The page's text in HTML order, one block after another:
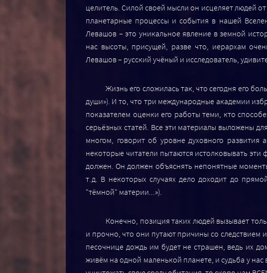
целитель. Силой своей мысли он исцеляет людей
планетарные процессы и события в нашей
Левашов – это уникальное явление в земной
нас высоты, присущей, разве что, иерархам
Левашов – русский учёный и исследователь,
Жизнь его сложилась так, что сегодня его
души»). И то, что три международные академии
показателем оценки его работы теми, кто
серьёзных статей. Все эти материалы выложены
многом, говорит об уровне духовного
некоторые читатели пытаются истолковывать
должен. Он должен объяснять непонятные
т.д. В некоторых случаях дело доходит до
"тёмной" материи...»).
Конечно, позиция таких людей вызывает
и прочно, что они путают причины со следствием
песочнице дождь им будет не страшен, ведь их
живём на одной маленькой планете, и судьба у нас